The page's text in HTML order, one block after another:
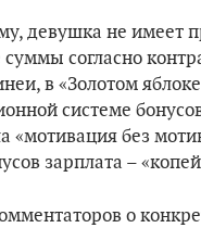
девушка не имеет
согласно
в «Золотом
системе
«мотивация без
зарплата –
о